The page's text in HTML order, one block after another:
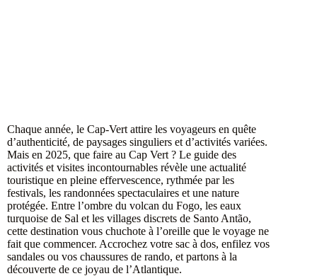
Chaque année, le Cap-Vert attire les voyageurs en quête
d’authenticité, de paysages singuliers et d’activités variées.
Mais en 2025, que faire au Cap Vert ? Le guide des
activités et visites incontournables révèle une actualité
touristique en pleine effervescence, rythmée par les
festivals, les randonnées spectaculaires et une nature
protégée. Entre l’ombre du volcan du Fogo, les eaux
turquoise de Sal et les villages discrets de Santo Antão,
cette destination vous chuchote à l’oreille que le voyage ne
fait que commencer. Accrochez votre sac à dos, enfilez vos
sandales ou vos chaussures de rando, et partons à la
découverte de ce joyau de l’Atlantique.